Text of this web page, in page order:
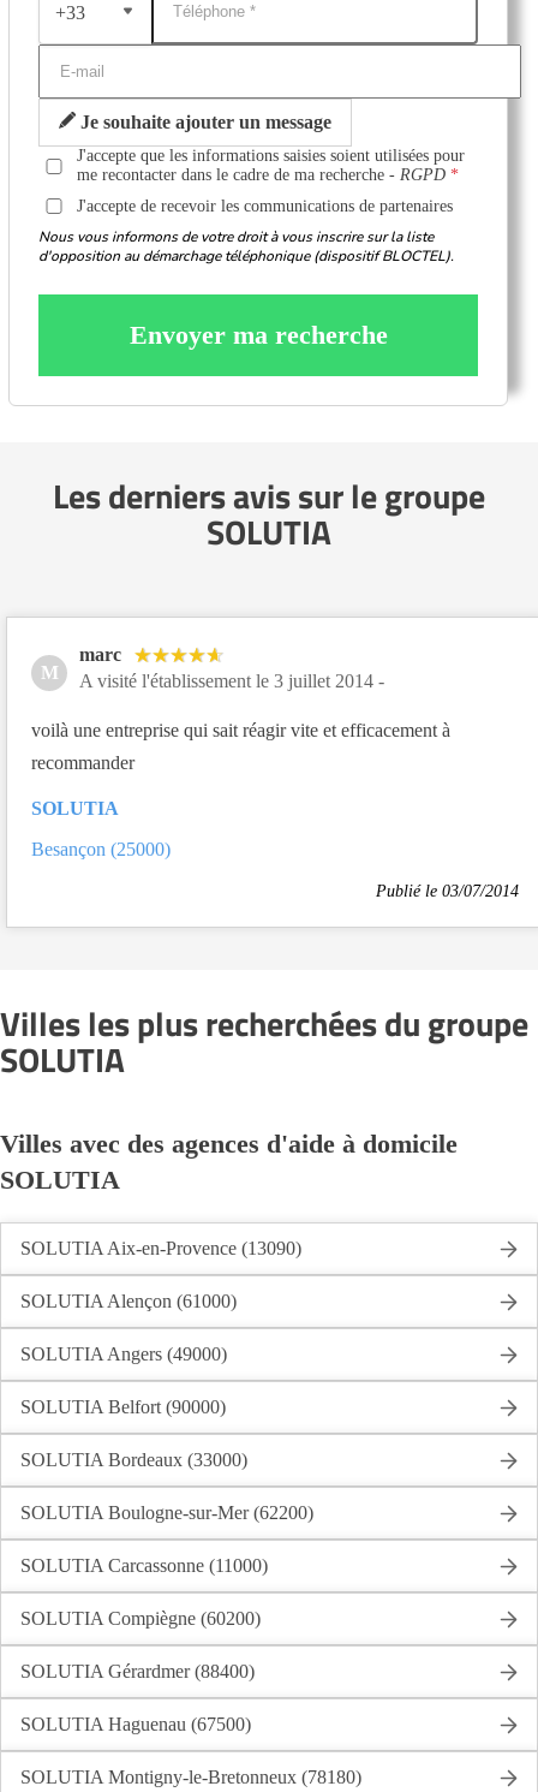
+33
Je souhaite ajouter un message
J'accepte que les informations saisies soient utilisées pour
me recontacter dans le cadre de ma recherche -RGPD
J'accepte de recevoir les communications de partenaires
Nous vous informons de votre droit à vous inscrire sur la liste
d'opposition au démarchage téléphonique (dispositif BLOCTEL).
Envoyer ma recherche
Les derniers avis sur le groupe
SOLUTIA
M
marc
A visité l'établissement le 3 juillet 2014 -
voilà une entreprise qui sait réagir vite et efficacement à
recommander
SOLUTIA
Besançon (25000)
Publié le 03/07/2014
Villes les plus recherchées du groupe
SOLUTIA
Villes avec des agences d'aide à domicile
SOLUTIA
SOLUTIA Aix-en-Provence (13090)
SOLUTIA Alençon (61000)
SOLUTIA Angers (49000)
SOLUTIA Belfort (90000)
SOLUTIA Bordeaux (33000)
SOLUTIA Boulogne-sur-Mer (62200)
SOLUTIA Carcassonne (11000)
SOLUTIA Compiègne (60200)
SOLUTIA Gérardmer (88400)
SOLUTIA Haguenau (67500)
SOLUTIA Montigny-le-Bretonneux (78180)